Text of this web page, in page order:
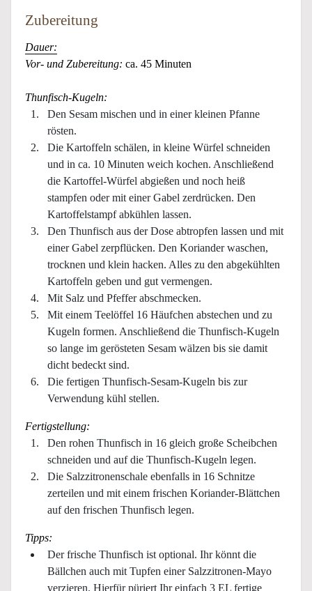
Zubereitung
Dauer:
Vor- und Zubereitung: ca. 45 Minuten
Thunfisch-Kugeln:
Den Sesam mischen und in einer kleinen Pfanne
rösten.
Die Kartoffeln schälen, in kleine Würfel schneiden
und in ca. 10 Minuten weich kochen. Anschließend
die Kartoffel-Würfel abgießen und noch heiß
stampfen oder mit einer Gabel zerdrücken. Den
Kartoffelstampf abkühlen lassen.
Den Thunfisch aus der Dose abtropfen lassen und mit
einer Gabel zerpflücken. Den Koriander waschen,
trocknen und klein hacken. Alles zu den abgekühlten
Kartoffeln geben und gut vermengen.
Mit Salz und Pfeffer abschmecken.
Mit einem Teelöffel 16 Häufchen abstechen und zu
Kugeln formen. Anschließend die Thunfisch-Kugeln
so lange im gerösteten Sesam wälzen bis sie damit
dicht bedeckt sind.
Die fertigen Thunfisch-Sesam-Kugeln bis zur
Verwendung kühl stellen.
Fertigstellung:
Den rohen Thunfisch in 16 gleich große Scheibchen
schneiden und auf die Thunfisch-Kugeln legen.
Die Salzzitronenschale ebenfalls in 16 Schnitze
zerteilen und mit einem frischen Koriander-Blättchen
auf den frischen Thunfisch legen.
Tipps:
Der frische Thunfisch ist optional. Ihr könnt die
Bällchen auch mit Tupfen einer Salzzitronen-Mayo
verzieren. Hierfür püriert Ihr einfach 3 EL fertige